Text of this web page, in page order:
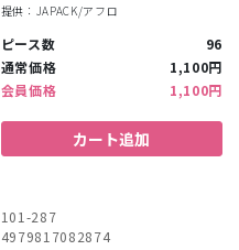
提供：JAPACK/アフロ
ピース数
96
通常価格
1,100円
会員価格
1,100円
カート追加
101-287
4979817082874